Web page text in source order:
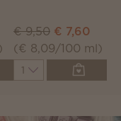
€ 9,50 € 7,60
(€ 8,09/100 ml)
Quantity